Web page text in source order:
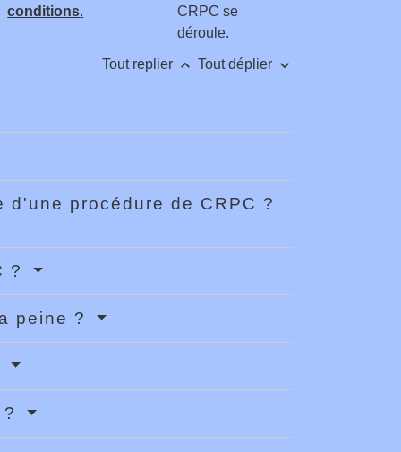
conditions.
CRPC se
déroule.
Tout replier keyboard_arrow_up Tout déplier keyboard_arrow_down
procédure de CRPC ?
?
peine ?